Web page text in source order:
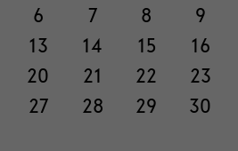
6 7 8
9
13 14 15
16
20 21 22
23
27 28 29
30